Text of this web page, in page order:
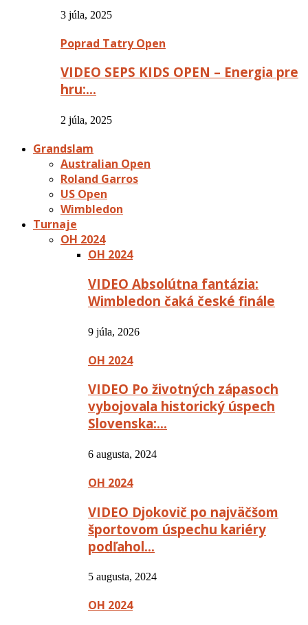
3 júla, 2025
Poprad Tatry Open
VIDEO SEPS KIDS OPEN – Energia pre
hru:…
2 júla, 2025
Grandslam
Australian Open
Roland Garros
US Open
Wimbledon
Turnaje
OH 2024
OH 2024
VIDEO Absolútna fantázia:
Wimbledon čaká české finále
9 júla, 2026
OH 2024
VIDEO Po životných zápasoch
vybojovala historický úspech
Slovenska:…
6 augusta, 2024
OH 2024
VIDEO Djokovič po najväčšom
športovom úspechu kariéry
podľahol…
5 augusta, 2024
OH 2024